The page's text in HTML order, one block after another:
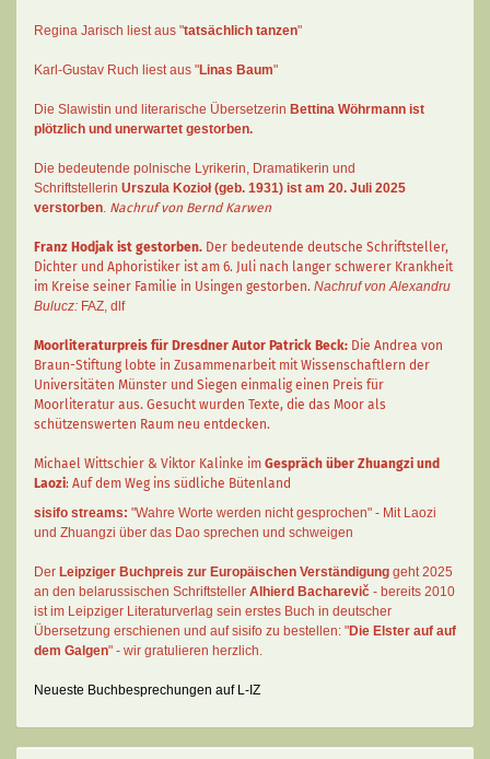
Regina Jarisch liest aus "tatsächlich tanzen"
Karl-Gustav Ruch liest aus "Linas Baum"
Die Slawistin und literarische Übersetzerin Bettina Wöhrmann ist
plötzlich und unerwartet gestorben.
Die bedeutende polnische Lyrikerin, Dramatikerin und
Schriftstellerin Urszula Kozioł (geb. 1931) ist am 20. Juli 2025
verstorben. Nachruf von Bernd Karwen
Franz Hodjak ist gestorben. Der bedeutende deutsche Schriftsteller,
Dichter und Aphoristiker ist am 6. Juli nach langer schwerer Krankheit
im Kreise seiner Familie in Usingen gestorben. Nachruf von Alexandru
Bulucz: FAZ, dlf
Moorliteraturpreis für Dresdner Autor Patrick Beck: Die Andrea von
Braun-Stiftung lobte in Zusammenarbeit mit Wissenschaftlern der
Universitäten Münster und Siegen einmalig einen Preis für
Moorliteratur aus. Gesucht wurden Texte, die das Moor als
schützenswerten Raum neu entdecken.
Michael Wittschier & Viktor Kalinke im Gespräch über Zhuangzi und
Laozi: Auf dem Weg ins südliche Bütenland
sisifo streams: "Wahre Worte werden nicht gesprochen" - Mit Laozi
und Zhuangzi über das Dao sprechen und schweigen
Der Leipziger Buchpreis zur Europäischen Verständigung geht 2025
an den belarussischen Schriftsteller Alhierd Bacharevič - bereits 2010
ist im Leipziger Literaturverlag sein erstes Buch in deutscher
Übersetzung erschienen und auf sisifo zu bestellen: "Die Elster auf auf
dem Galgen" - wir gratulieren herzlich.
Neueste Buchbesprechungen auf L-IZ